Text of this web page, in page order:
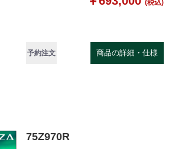
(税込)
予約注文 商品の詳細・仕様
75Z970R